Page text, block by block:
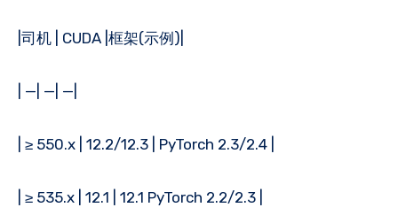
|司机 | CUDA |框架(示例)|
| —| —| —|
| ≥ 550.x | 12.2/12.3 | PyTorch 2.3/2.4 |
| ≥ 535.x | 12.1 | 12.1 PyTorch 2.2/2.3 |